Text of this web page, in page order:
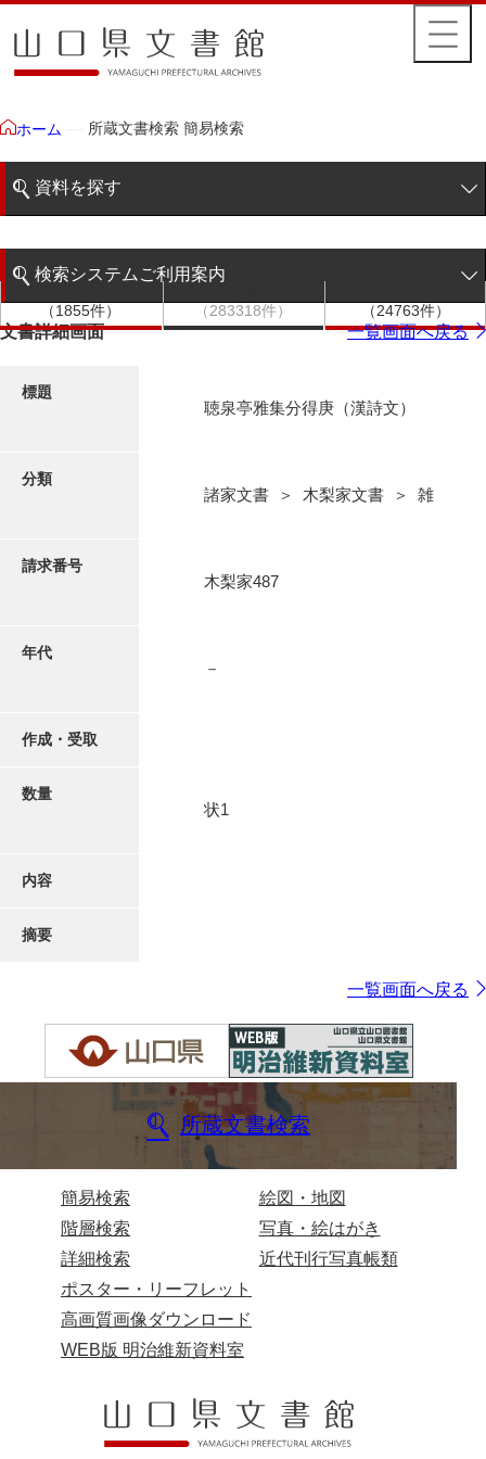
ホーム 所蔵文書検索 簡易検索
資料を探す
階層検索
写真・絵はがき
近代刊行写真帳類
検索システムご利用案内
検索システムの利用について
（1855件）
（283318件）
（24763件）
文書詳細画面 一覧画面へ戻る
標題
聴泉亭雅集分得庚（漢詩文）
分類
諸家文書 ＞ 木梨家文書 ＞ 雑
請求番号
木梨家487
年代
－
作成・受取
数量
状1
内容
摘要
一覧画面へ戻る
所蔵文書検索
簡易検索
階層検索
詳細検索
絵図・地図
写真・絵はがき
近代刊行写真帳類
ポスター・リーフレット
高画質画像ダウンロード
WEB版 明治維新資料室